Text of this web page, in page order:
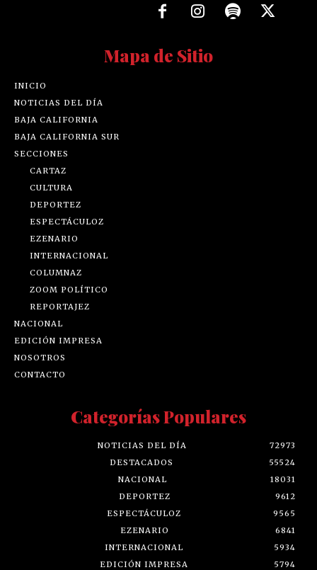
Mapa de Sitio
INICIO
NOTICIAS DEL DÍA
BAJA CALIFORNIA
BAJA CALIFORNIA SUR
SECCIONES
CARTAZ
CULTURA
DEPORTEZ
ESPECTÁCULOZ
EZENARIO
INTERNACIONAL
COLUMNAZ
ZOOM POLÍTICO
REPORTAJEZ
NACIONAL
EDICIÓN IMPRESA
NOSOTROS
CONTACTO
Categorías Populares
NOTICIAS DEL DÍA
72973
DESTACADOS
55524
NACIONAL
18031
DEPORTEZ
9612
ESPECTÁCULOZ
9565
EZENARIO
6841
INTERNACIONAL
5934
EDICIÓN IMPRESA
5794